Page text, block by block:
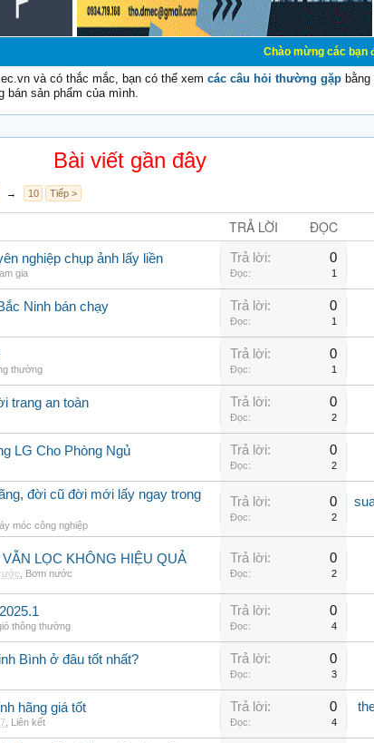
Chào mừng các bạn đến với
và có thắc mắc, bạn có thể xem các câu hỏi thường gặp
bán sản phẩm của mình.
Bài viết gần đây
→ 10 Tiếp >
TRẢ LỜI ĐỌC
nghiệp chụp ảnh lấy liền
gia
Trả lời: 0
Đọc: 1
Ninh bán chạy Trả lời: 0
Đọc: 1
thường
Trả lời: 0
Đọc: 1
trang an toàn Trả lời: 0
Đọc: 2
LG Cho Phòng Ngủ Trả lời: 0
Đọc: 2
đời cũ đời mới lấy ngay trong
móc công nghiệp
Trả lời: 0
Đọc: 2
LỌC KHÔNG HIỆU QUẢ
Bơm nước
Trả lời: 0
Đọc: 2
thông thường
Trả lời: 0
Đọc: 4
Bình ở đâu tốt nhất? Trả lời: 0
Đọc: 3
hãng giá tốt
Liên kết
Trả lời: 0
Đọc: 4